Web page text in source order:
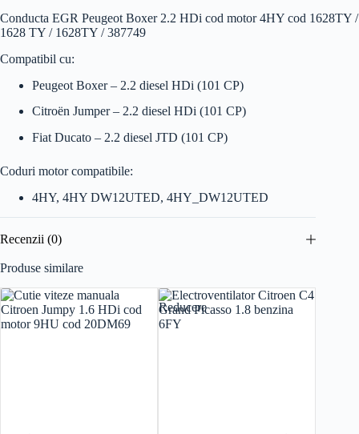
Conducta EGR Peugeot Boxer 2.2 HDi cod motor 4HY cod 1628TY /
1628 TY / 1628TY / 387749
Compatibil cu:
Peugeot Boxer – 2.2 diesel HDi (101 CP)
Citroën Jumper – 2.2 diesel HDi (101 CP)
Fiat Ducato – 2.2 diesel JTD (101 CP)
Coduri motor compatibile:
4HY, 4HY DW12UTED, 4HY_DW12UTED
Recenzii (0)
Produse similare
Reducere